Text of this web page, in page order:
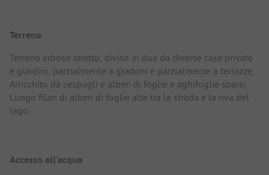
Terreno
Terreno erboso stretto, diviso in due da diverse case private
e giardini, parzialmente a gradoni e parzialmente a terrazze.
Arricchito da cespugli e alberi di foglie e aghifoglie sparsi.
Lungo filari di alberi di foglie alte tra la strada e la riva del
lago.
Accesso all'acqua